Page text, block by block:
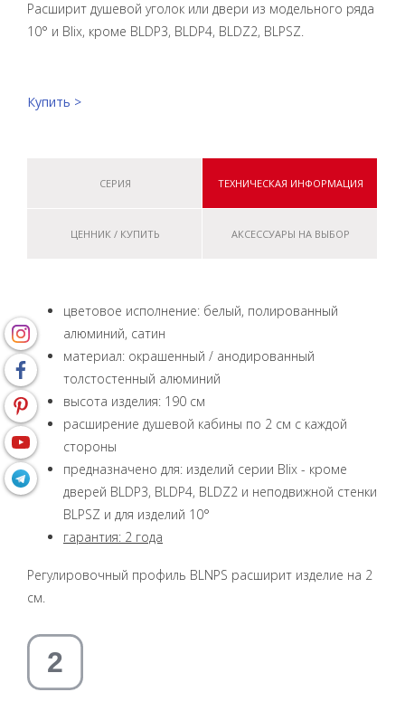
Расширит душевой уголок или двери из модельного ряда
10° и Blix, кроме BLDP3, BLDP4, BLDZ2, BLPSZ.
Купить >
СЕРИЯ ТЕХНИЧЕСКАЯ ИНФОРМАЦИЯ
ЦЕННИК / КУПИТЬ АКСЕССУАРЫ НА ВЫБОР
цветовое исполнение: белый, полированный
алюминий, сатин
материал: окрашенный / анодированный
толстостенный алюминий
высота изделия: 190 см
расширение душевой кабины по 2 см с каждой
стороны
предназначено для: изделий серии Blix - кроме
дверей BLDP3, BLDP4, BLDZ2 и неподвижной стенки
BLPSZ и для изделий 10°
гарантия: 2 года
Регулировочный профиль BLNPS расширит изделие на 2
см.